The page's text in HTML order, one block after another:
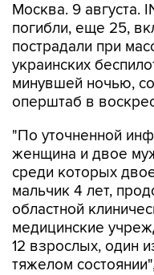
Москва. 9 августа.
погибли, еще 25,
пострадали при
украинских
минувшей ночью,
оперштаб в
"По уточненной
женщина и двое
среди которых
мальчик 4 лет,
областной
медицинские
12 взрослых, один
тяжелом